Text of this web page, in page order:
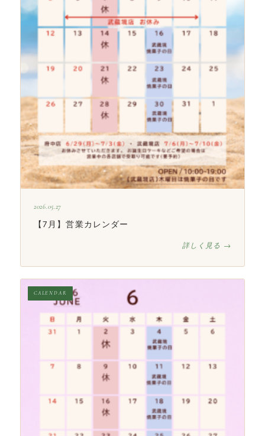
2026.05.27
【7月】営業カレンダー
詳しく見る →
CALENDAR